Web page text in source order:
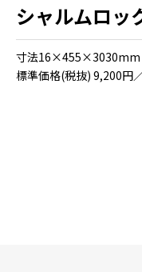
シャルムロッ
⼨法16×455×3030mm
標準価格(税抜) 9,200